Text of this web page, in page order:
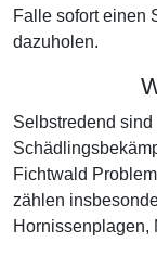
Falle sofort einen
dazuholen.
Selbstredend
Fichtwald
zählen
Hornissenplagen,